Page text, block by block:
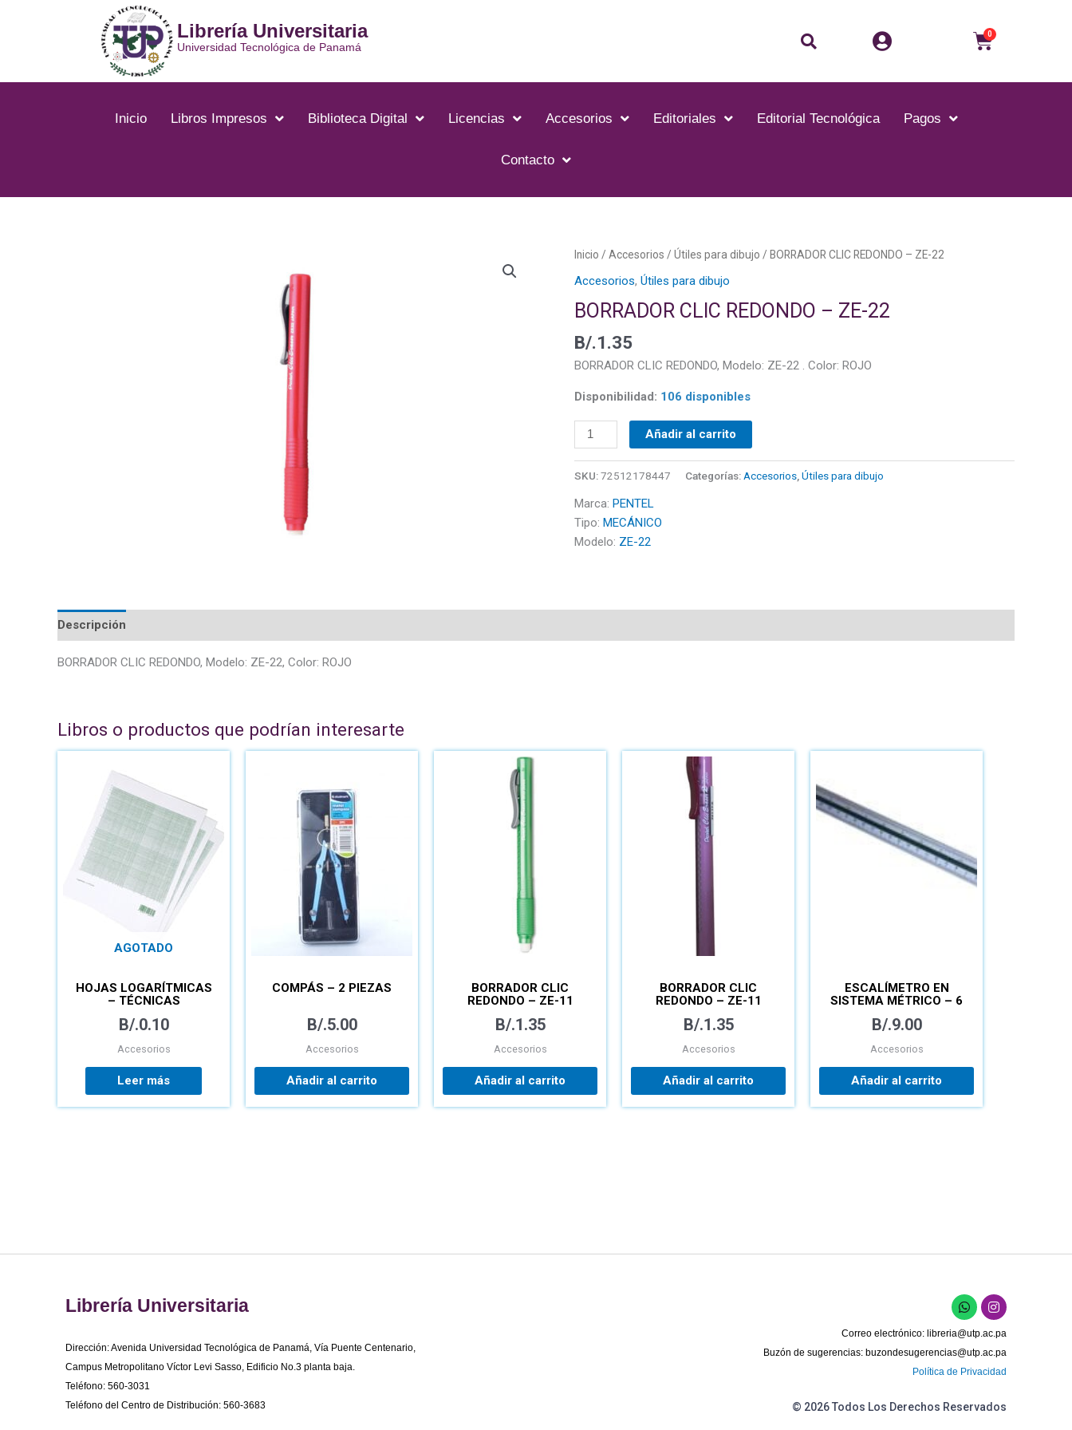
Librería Universitaria
Universidad Tecnológica de Panamá Buscar 0Carrito
Inicio Libros Impresos Biblioteca Digital Licencias Accesorios Editoriales Editorial Tecnológica Pagos
Contacto
Inicio / Accesorios / Útiles para dibujo / BORRADOR CLIC REDONDO – ZE-22
Accesorios, Útiles para dibujo
BORRADOR CLIC REDONDO – ZE-22
B/.1.35
BORRADOR CLIC REDONDO, Modelo: ZE-22 . Color: ROJO
Disponibilidad: 106 disponibles
BORRADOR
CLIC
-
22
cantidad
Añadir al carrito
SKU:72512178447 Categorías:Accesorios,Útiles para dibujo
Marca: PENTEL
Tipo: MECÁNICO
Modelo: ZE-22
Descripción
BORRADOR CLIC REDONDO, Modelo: ZE-22, Color: ROJO
Libros o productos que podrían interesarte
AGOTADO
HOJAS LOGARÍTMICAS
– TÉCNICAS
B/.0.10
Accesorios
Leer más
COMPÁS – 2 PIEZAS
B/.5.00
Accesorios
Añadir al carrito
BORRADOR CLIC
REDONDO – ZE-11
B/.1.35
Accesorios
Añadir al carrito
BORRADOR CLIC
REDONDO – ZE-11
B/.1.35
Accesorios
Añadir al carrito
ESCALÍMETRO EN
SISTEMA MÉTRICO – 6
B/.9.00
Accesorios
Añadir al carrito
Librería Universitaria
Dirección: Avenida Universidad Tecnológica de Panamá, Vía Puente Centenario,
Campus Metropolitano Víctor Levi Sasso, Edificio No.3 planta baja.
Teléfono: 560-3031
Teléfono del Centro de Distribución: 560-3683
W
h
t
s
p
I
n
t
a
r
m
Correo electrónico: libreria@utp.ac.pa
Buzón de sugerencias: buzondesugerencias@utp.ac.pa
Política de Privacidad
© 2026 Todos Los Derechos Reservados